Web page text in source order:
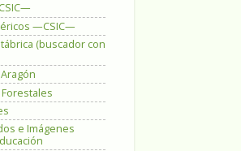
—CSIC—
(buscador con
e Imágenes